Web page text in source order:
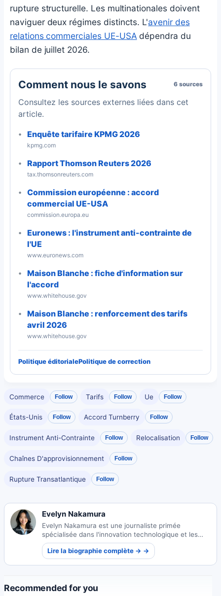
rupture structurelle. Les multinationales doivent
naviguer deux régimes distincts. L'avenir des
relations commerciales UE-USA dépendra du
bilan de juillet 2026.
Comment nous le savons 6 sources
Consultez les sources externes liées dans cet
article.
Enquête tarifaire KPMG 2026
kpmg.com
Rapport Thomson Reuters 2026
tax.thomsonreuters.com
Commission européenne : accord
commercial UE-USA
commission.europa.eu
Euronews : l'instrument anti-contrainte de
l'UE
www.euronews.com
Maison Blanche : fiche d'information sur
l'accord
www.whitehouse.gov
Maison Blanche : renforcement des tarifs
avril 2026
www.whitehouse.gov
Politique éditorialePolitique de correction
Commerce Follow Tarifs Follow Ue Follow
États-Unis Follow Accord Turnberry Follow
Instrument Anti-Contrainte Follow Relocalisation Follow
Chaînes D'approvisionnement Follow
Rupture Transatlantique Follow
Evelyn Nakamura
Evelyn Nakamura est une journaliste primée
spécialisée dans l'innovation technologique et les
écosystèmes de startups. Ses reportages
perspicaces éclairent le paysage technologique en
évolution du Japon.
Lire la biographie complète → →
Recommended for you